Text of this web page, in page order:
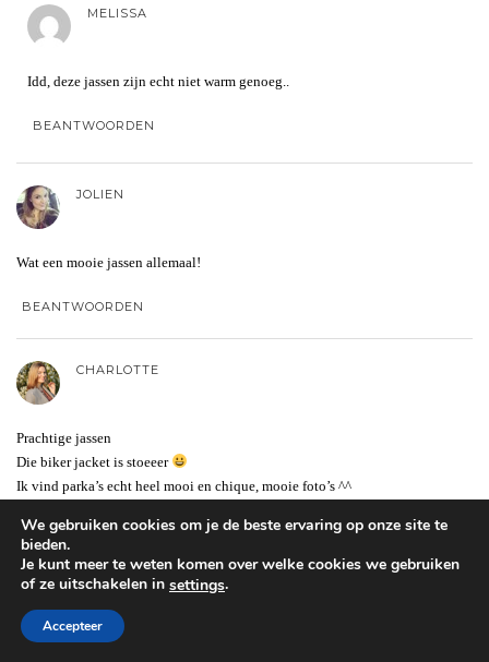
MELISSA
Idd, deze jassen zijn echt niet warm genoeg..
BEANTWOORDEN
JOLIEN
Wat een mooie jassen allemaal!
BEANTWOORDEN
CHARLOTTE
Prachtige jassen
Die biker jacket is stoeeer
Ik vind parka’s echt heel mooi en chique, mooie foto’s ^^
BEANTWOORDEN
ANTOINET
We gebruiken cookies om je de beste ervaring op onze site te
bieden.
Je kunt meer te weten komen over welke cookies we gebruiken
of ze uitschakelen in settings.
Accepteer